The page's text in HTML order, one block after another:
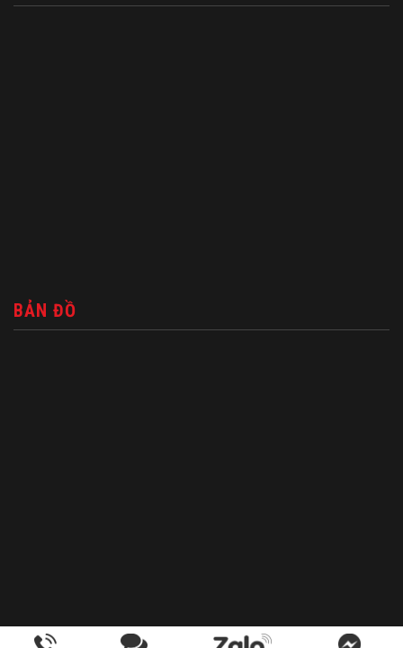
BẢN ĐỒ